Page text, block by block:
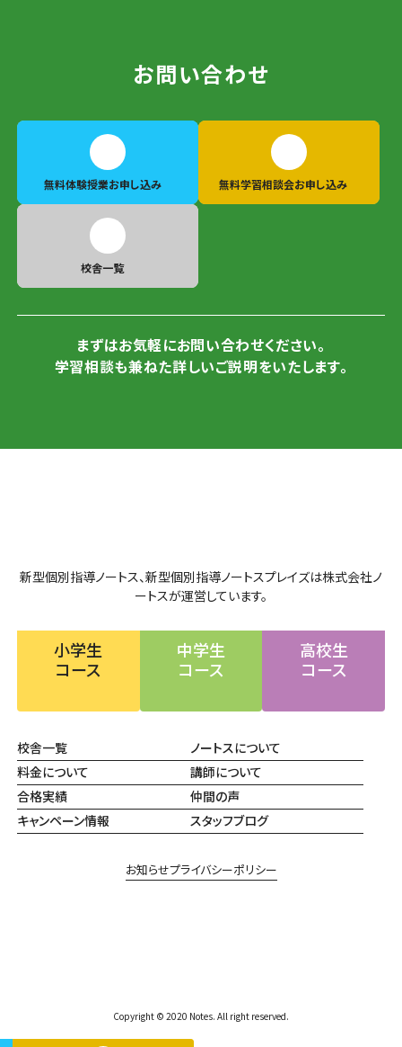
お問い合わせ
無料体験授業お申し込み 無料学習相談会お申し込み
校舎一覧
まずはお気軽にお問い合わせください。
学習相談も兼ねた詳しいご説明をいたします。
新型個別指導ノートス、新型個別指導ノートスプレイズは株式会社ノ
ートスが運営しています。
Copyright © 2020 Notes. All right reserved.
小学生
コース
中学生
コース
高校生
コース
校舎一覧
ノートスについて
料金について
講師について
合格実績
仲間の声
キャンペーン情報
スタッフブログ
お知らせプライバシーポリシー